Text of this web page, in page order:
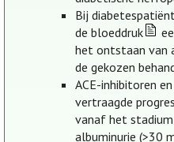
Bij
de bloeddruk
het ontstaan van
de gekozen
ACE-inhibitoren
vertraagde
vanaf het
albuminurie (>30